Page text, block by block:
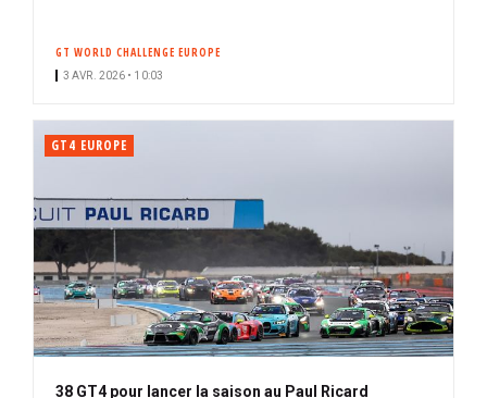
GT WORLD CHALLENGE EUROPE
3 AVR. 2026 • 10:03
GT4 EUROPE
38 GT4 pour lancer la saison au Paul Ricard